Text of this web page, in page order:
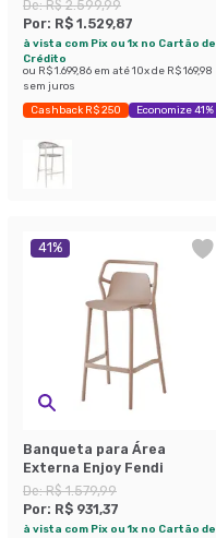
De:R$ 2.599,99
Por: R$ 1.529,87
à vista com Pix ou 1x no Cartão de
Crédito
ou R$ 1.699,86 em até10x de R$ 169,98
sem juros
Cashback R$ 250 Economize 41%
41%
Banqueta para Área
Externa Enjoy Fendi
De:R$ 1.579,99
Por: R$ 931,37
à vista com Pix ou 1x no Cartão de